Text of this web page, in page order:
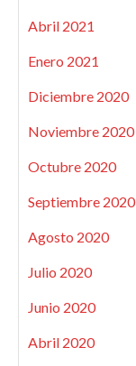
Abril 2021
Enero 2021
Diciembre 2020
Noviembre 2020
Octubre 2020
Septiembre 2020
Agosto 2020
Julio 2020
Junio 2020
Abril 2020